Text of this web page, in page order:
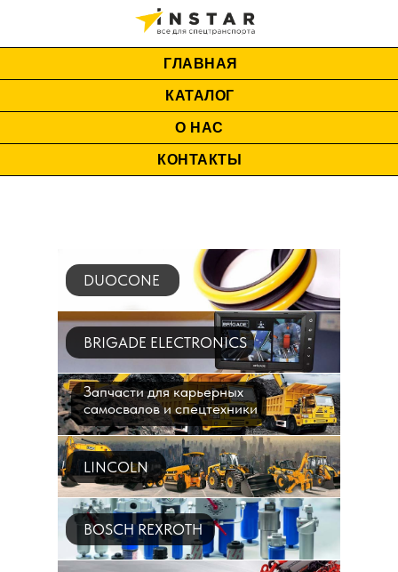
ГЛАВНАЯ
КАТАЛОГ
О НАС
КОНТАКТЫ
DUOCONE
BRIGADE ELECTRONICS
Запчасти для карьерных
самосвалов и спецтехники
LINCOLN
BOSCH REXROTH